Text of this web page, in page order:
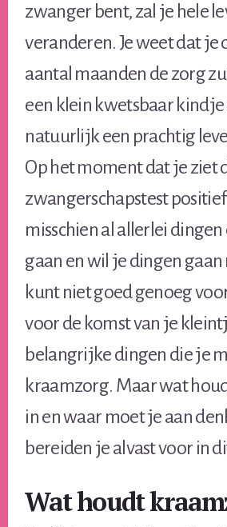
zwanger bent, zal je hele
veranderen. Je weet dat je
aantal maanden de zorg
een klein kwetsbaar
natuurlijk een prachtig
Op het moment dat je ziet
zwangerschapstest
misschien al allerlei
gaan en wil je dingen gaan
kunt niet goed genoeg
voor de komst van je
belangrijke dingen die je
kraamzorg. Maar wat
in en waar moet je aan
bereiden je alvast voor in
Wat houdt